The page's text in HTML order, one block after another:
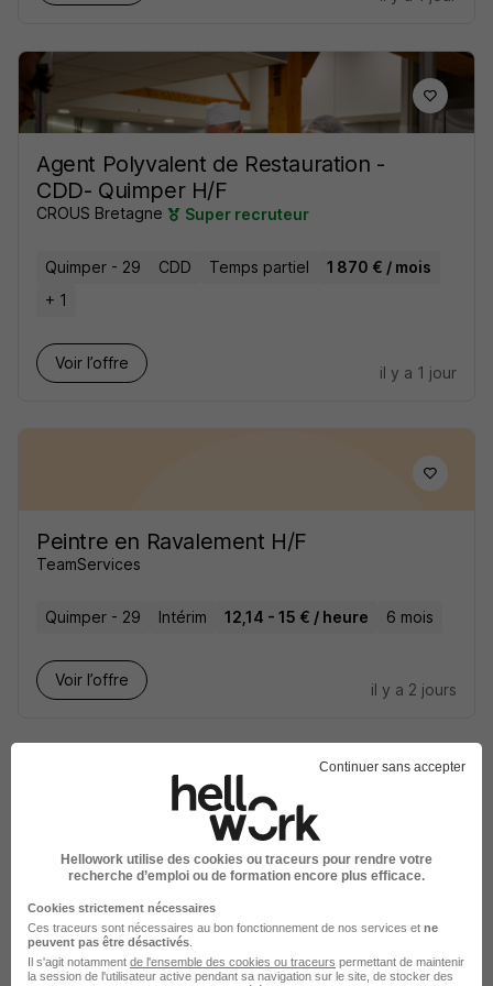
Agent Polyvalent de Restauration -
CDD- Quimper H/F
CROUS Bretagne Super recruteur
Quimper - 29 CDD Temps partiel
1 870 € / mois
+ 1
Voir l’offre
il y a 1 jour
Peintre en Ravalement H/F
TeamServices
Quimper - 29 Intérim 12,14 - 15 € / heure 6 mois
Voir l’offre
il y a 2 jours
Régleur de Finisseur H/F
EUROVIA Délégation Centre-Ouest
Quimper - 29 CDI
Continuer sans accepter
Hellowork utilise des cookies ou traceurs pour rendre votre
recherche d’emploi ou de formation encore plus efficace.
Cookies strictement nécessaires
Ces traceurs sont nécessaires au bon fonctionnement de nos services et ne
peuvent pas être désactivés
Il s'agit notamment de l'ensemble des cookies ou traceurs permettant de maintenir
la session de l'utilisateur active pendant sa navigation sur le site, de stocker des